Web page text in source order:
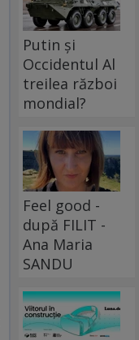
Putin și
Occidentul Al
treilea război
mondial?
Feel good -
după FILIT -
Ana Maria
SANDU